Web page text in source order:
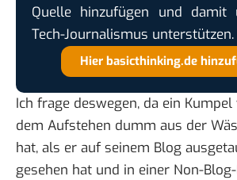
Quelle hinzufügen und damit
Tech-Journalismus unterstützen.
Hier basicthinking.de
Ich frage deswegen, da ein
dem Aufstehen dumm aus der
hat, als er auf seinem Blog
gesehen hat und in einer Non-